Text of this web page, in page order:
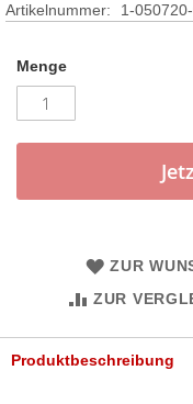
Artikelnummer
1-
Menge
ZUR
ZUR
Produktbeschreibung